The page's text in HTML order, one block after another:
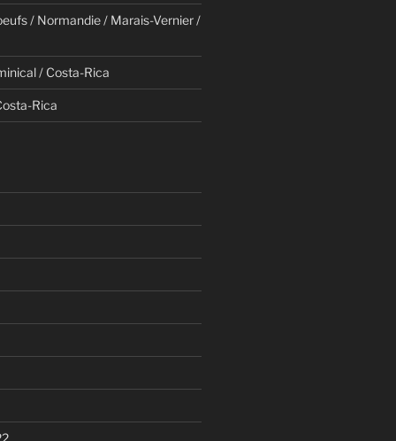
/ Normandie / Marais-Vernier /
/ Costa-Rica
Rica